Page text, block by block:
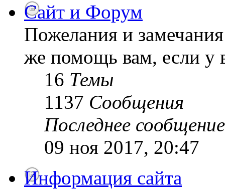
Сайт и Форум
Пожелания и
же помощь вам, если у
16 Темы
1137 Сообщения
Последнее сообщение
09 ноя 2017, 20:47
Информация сайта